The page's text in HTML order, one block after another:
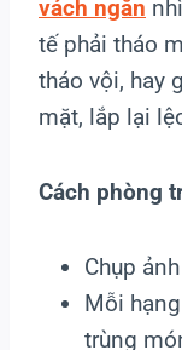
vách ngăn
tế phải tháo
tháo vội, hay
mặt, lắp lại
Cách phòng
Chụp
Mỗi
trùng